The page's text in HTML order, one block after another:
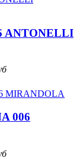
ANTONELLI
006